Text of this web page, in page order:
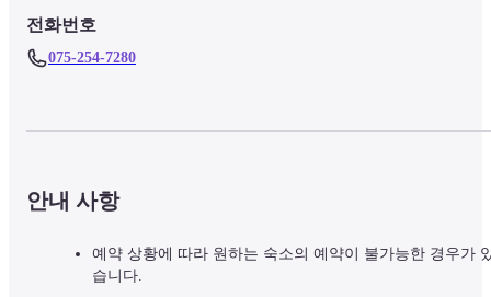
전화번호
075-254-7280
안내 사항
예약 상황에 따라 원하는 숙소의 예약이 불가능한 경우가
습니다.